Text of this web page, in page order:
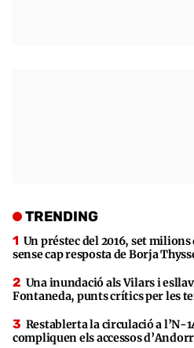
TRENDING
Un préstec del 2016, set
sense cap resposta de Borja
Una inundació als Vilars i
Fontaneda, punts crítics per les
Restablerta la circulació a l’N-
compliquen els accessos